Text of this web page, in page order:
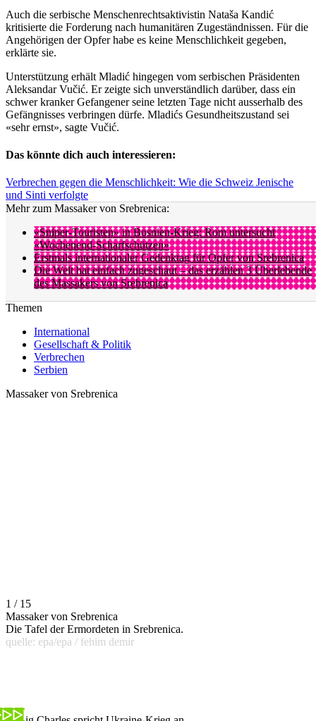
Auch die serbische Menschenrechtsaktivistin Nataša Kandić
kritisierte die Forderung nach humanitären Zugeständnissen. Für die
Angehörigen der Opfer habe es keine Menschlichkeit gegeben,
erklärte sie.
Unterstützung erhält Mladić hingegen vom serbischen Präsidenten
Aleksandar Vučić. Er zeigte sich unverständlich darüber, dass ein
schwer kranker Gefangener seine letzten Tage nicht ausserhalb des
Gefängnisses verbringen dürfe. Mladićs Gesundheitszustand sei
«sehr ernst», sagte Vučić.
Das könnte dich auch interessieren:
Verbrechen gegen die Menschlichkeit: Wie die Schweiz Jenische
und Sinti verfolgte
Mehr zum Massaker von Srebrenica:
«Sniper-Touristen» in Bosnien-Krieg: Rom untersucht
«Wochenend-Scharfschützen»
Erstmals internationaler Gedenktag für Opfer von Srebrenica
Die Welt hat einfach zugeschaut – das erzählen 3 Überlebende
des Massakers von Srebrenica
Themen
International
Gesellschaft & Politik
Verbrechen
Serbien
Massaker von Srebrenica
1 / 15
Massaker von Srebrenica
Die Tafel der Ermordeten in Srebrenica.
quelle: epa/epa / fehim demir